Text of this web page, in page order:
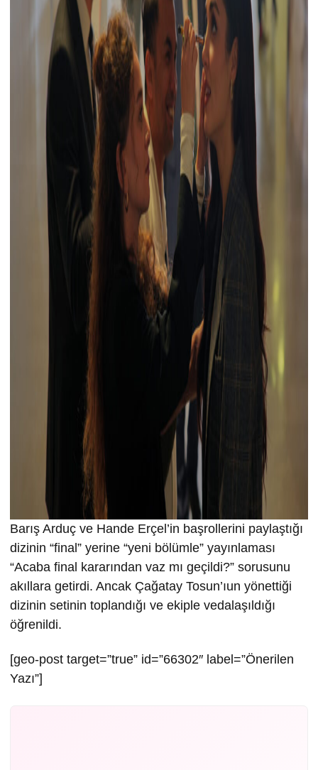
Barış Arduç ve Hande Erçel’in başrollerini paylaştığı
dizinin “final” yerine “yeni bölümle” yayınlaması
“Acaba final kararından vaz mı geçildi?” sorusunu
akıllara getirdi. Ancak Çağatay Tosun’ıun yönettiği
dizinin setinin toplandığı ve ekiple vedalaşıldığı
öğrenildi.
[geo-post target=”true” id=”66302″ label=”Önerilen
Yazı”]